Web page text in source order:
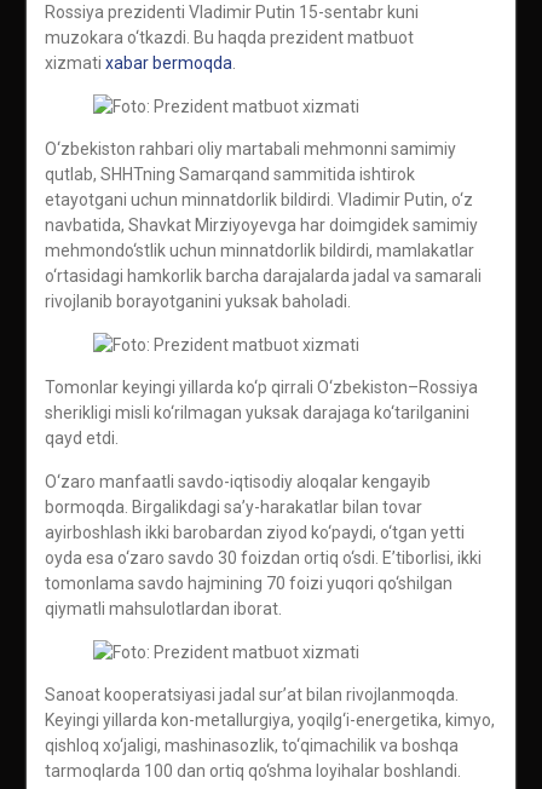
Rossiya prezidenti Vladimir Putin 15-sentabr kuni
muzokara o‘tkazdi. Bu haqda prezident matbuot
xizmati xabar bermoqda
O‘zbekiston rahbari oliy martabali mehmonni samimiy
qutlab, SHHTning Samarqand sammitida ishtirok
etayotgani uchun minnatdorlik bildirdi. Vladimir Putin, o‘z
navbatida, Shavkat Mirziyoyevga har doimgidek samimiy
mehmondo‘stlik uchun minnatdorlik bildirdi, mamlakatlar
o‘rtasidagi hamkorlik barcha darajalarda jadal va samarali
rivojlanib borayotganini yuksak baholadi.
Tomonlar keyingi yillarda ko‘p qirrali O‘zbekiston–Rossiya
sherikligi misli ko‘rilmagan yuksak darajaga ko‘tarilganini
qayd etdi.
O‘zaro manfaatli savdo-iqtisodiy aloqalar kengayib
bormoqda. Birgalikdagi sa’y-harakatlar bilan tovar
ayirboshlash ikki barobardan ziyod ko‘paydi, o‘tgan yetti
oyda esa o‘zaro savdo 30 foizdan ortiq o‘sdi. E’tiborlisi, ikki
tomonlama savdo hajmining 70 foizi yuqori qo‘shilgan
qiymatli mahsulotlardan iborat.
Sanoat kooperatsiyasi jadal sur’at bilan rivojlanmoqda.
Keyingi yillarda kon-metallurgiya, yoqilg‘i-energetika, kimyo,
qishloq xo‘jaligi, mashinasozlik, to‘qimachilik va boshqa
tarmoqlarda 100 dan ortiq qo‘shma loyihalar boshlandi.